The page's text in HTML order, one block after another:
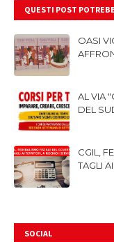
QUESTI POST
OASI
AL VIA
DEL
CGIL,
TAGLI
SOCIAL